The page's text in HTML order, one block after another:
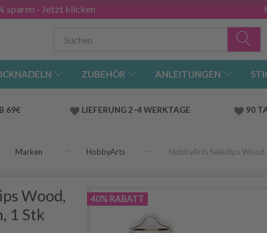
sparen - Jetzt klicken
ZUBEHÖR ANLEITUNGEN
69€ LIEFERUNG 2-4 WERKTAGE 90
Marken HobbyArts HobbyArts Seleclips
Wood,
1 Stk
40% RABATT